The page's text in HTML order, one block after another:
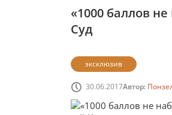
«1000 баллов
Суд
эксклюзив
30.06.2017Автор: